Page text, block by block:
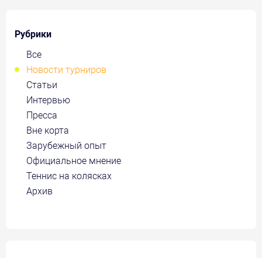
Рубрики
Все
Новости турниров
Статьи
Интервью
Пресса
Вне корта
Зарубежный опыт
Официальное мнение
Теннис на колясках
Архив